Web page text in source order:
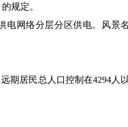
规定。
电网络分层分区供电。风景
期居民总人口控制在4294人